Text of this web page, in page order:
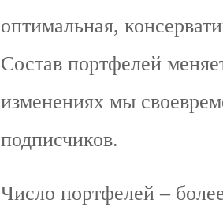
оптимальная,
Состав портфелей
изменениях мы
подписчиков.
Число портфелей –